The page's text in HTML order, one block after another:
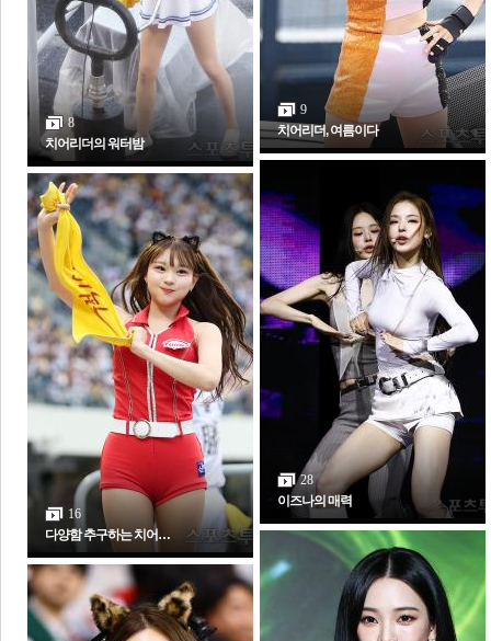
로그 즐겨찾기
많이 본 뉴스 최신 뉴스 연예
포토갤러리
8
치어리더의 워터밤
16
다양함 추구하는 치어…
9
치어리더, 여름이다
28
이즈나의 매력